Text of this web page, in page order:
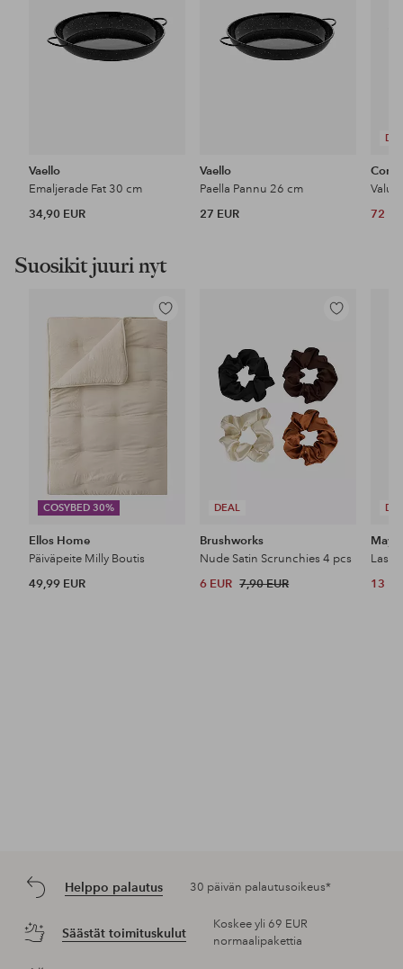
Vaello
Emaljerade Fat 30 cm
34,90 EUR
Vaello
Paella Pannu 26 cm
27 EUR
72
Suosikit juuri nyt
COSYBED 30%
Lisää
Ellos Home
Päiväpeite Milly Boutis
49,99 EUR
DEAL
Lisää
Brushworks
Nude Satin Scrunchies 4 pcs
6 EUR 7,90 EUR 13
Helppo palautus 30 päivän palautusoikeus*
Säästät toimituskulut
Koskee yli 69 EUR
normaalipakettia